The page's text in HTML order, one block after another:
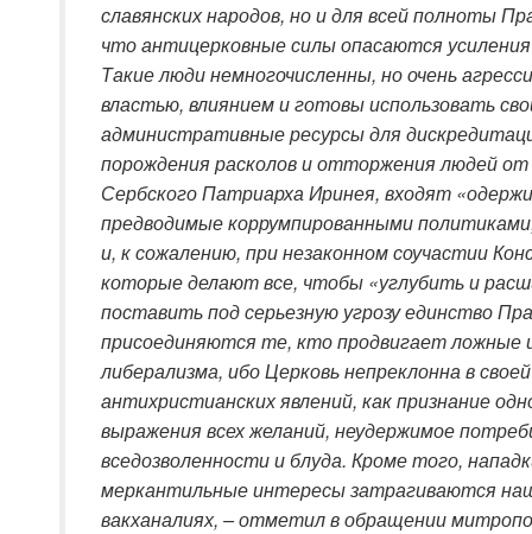
славянских народов, но и для всей полноты
что антицерковные силы опасаются
Такие люди немногочисленны, но очень
властью, влиянием и готовы использовать
административные ресурсы для
порождения расколов и отторжения людей от
Сербского Патриарха Иринея, входят
предводимые коррумпированными
и, к сожалению, при незаконном соучастии
которые делают все, чтобы «углубить и
поставить под серьезную угрозу единство
присоединяются те, кто продвигает ложные
либерализма, ибо Церковь непреклонна в
антихристианских явлений, как признание
выражения всех желаний, неудержимое
вседозволенности и блуда. Кроме того,
меркантильные интересы затрагиваются
вакханалиях, – отметил в обращении